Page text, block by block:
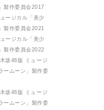
製作委員会2017
ージカル「美少
製作委員会2021
ージカル「美少
製作委員会2022
坂46版 ミュージ
ームーン」製作委
坂46版 ミュージ
ームーン」製作委